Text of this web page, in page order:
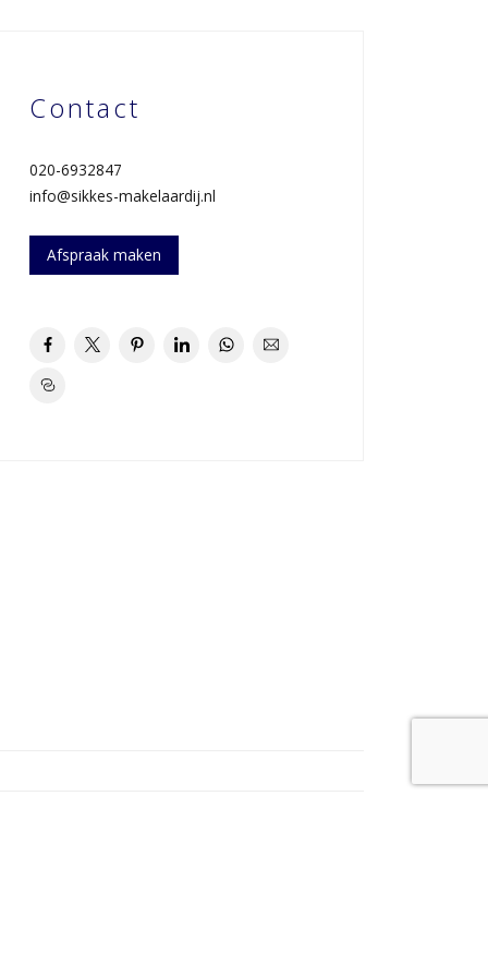
Contact
020-6932847
info@sikkes-makelaardij.nl
Afspraak maken